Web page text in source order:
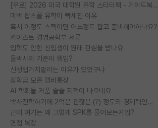
[무료] 2026 미국 대학원 유학 스타터팩 - 가이드북 & 합격자 컨택메일 템플릿
미박 탑스쿨 유학이 빡세진 이유
혹시 이정도 스펙이면 어느정도 잡고 준비해야하나요?
카이스트 경영공학부 서류
입학도 안한 신입생이 원래 관심을 받나요
물박사의 기준이 뭐임?
신생랩가지말라는 이유가 있었구나
장학금 모은 랩비통장
AI 학회들 거품 슬슬 지적이 나오네요
박사진학하기에 2억은 괜찮은 (?) 정도의 경제력인가요
근데 여기는 왜 그렇게 SPK를 물어보는거임?
면접 복장